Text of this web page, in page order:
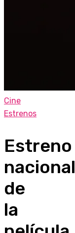
Cine
Estrenos
Estreno
nacional
de
la